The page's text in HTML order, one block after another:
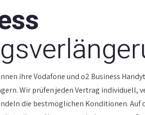
ihre Vodafone und o2 Business
Wir prüfen jeden Vertrag individuell,
die bestmöglichen Konditionen. Auf